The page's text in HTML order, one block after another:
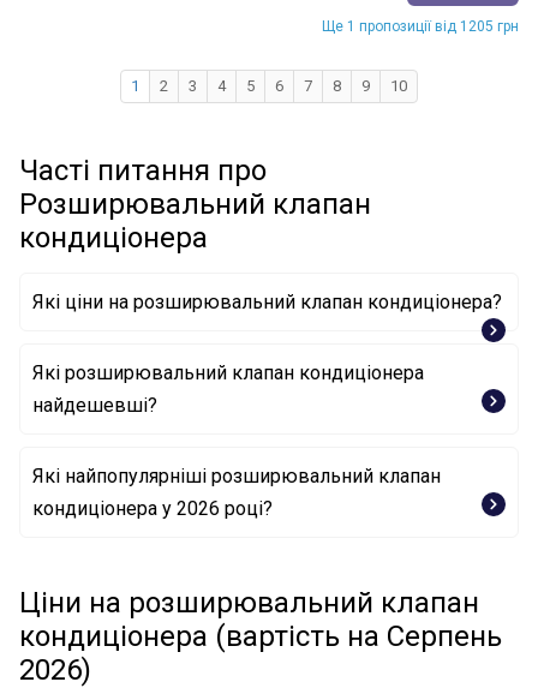
Ще 1 пропозиції від 1205 грн
1 2 3 4 5 6 7 8 9 10
Часті питання про
Розширювальний клапан
кондиціонера
Які ціни на розширювальний клапан кондиціонера?
Які розширювальний клапан кондиціонера
найдешевші?
повітря 260542 HC-Cargo
Розширювальний клапан, система кондиціонування
повітря 38449 NRF
Які найпопулярніші розширювальний клапан
кондиціонера у 2026 році?
повітря 8851533020 TOYOTA
Ціни на розширювальний клапан
кондиціонера (вартість на Серпень
2026)